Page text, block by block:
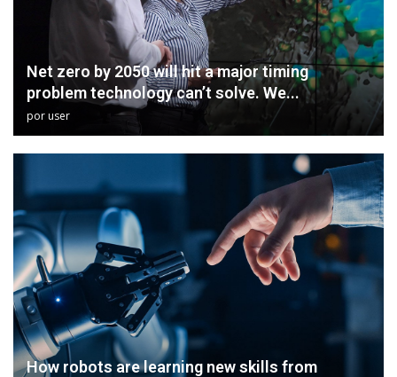
Net zero by 2050 will hit a major timing
problem technology can’t solve. We...
poruser
How robots are learning new skills from